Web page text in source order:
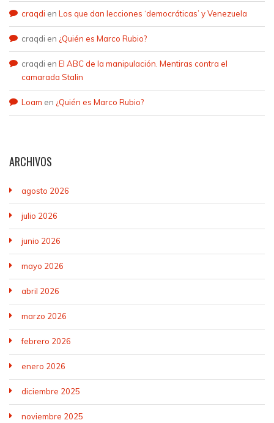
craqdi en Los que dan lecciones ‘democráticas’ y Venezuela
craqdi en ¿Quién es Marco Rubio?
craqdi en El ABC de la manipulación. Mentiras contra el
camarada Stalin
Loam en ¿Quién es Marco Rubio?
ARCHIVOS
agosto 2026
julio 2026
junio 2026
mayo 2026
abril 2026
marzo 2026
febrero 2026
enero 2026
diciembre 2025
noviembre 2025